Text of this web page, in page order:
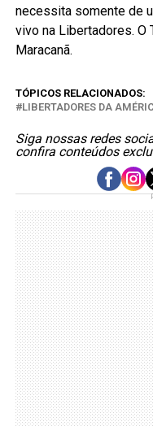
necessita somente de
vivo na Libertadores. O
Maracanã.
TÓPICOS RELACIONADOS:
LIBERTADORES DA
Siga nossas redes
confira conteúdos